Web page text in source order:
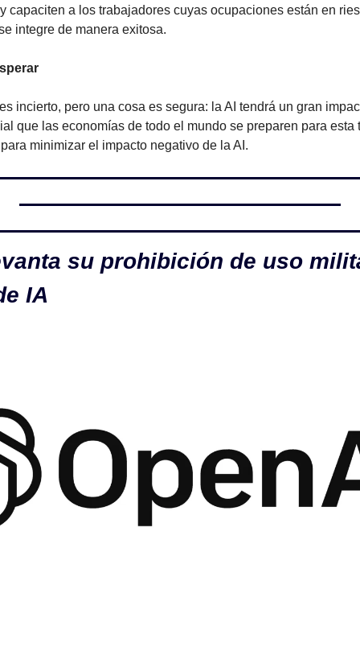
capaciten a los trabajadores cuyas ocupaciones están en
integre de manera exitosa.
incierto, pero una cosa es segura: la AI tendrá un gran
que las economías de todo el mundo se preparen para esta
minimizar el impacto negativo de la AI.
su prohibición de uso
IA